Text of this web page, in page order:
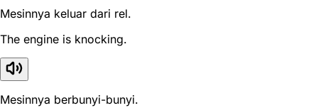
Mesinnya keluar dari rel.
The engine is knocking.
Mesinnya berbunyi-bunyi.